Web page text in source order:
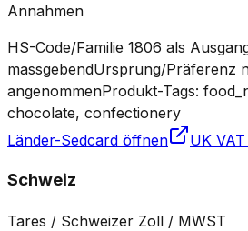
Annahmen
HS-Code/Familie 1806 als
massgebendUrsprung/Präferenz
angenommenProdukt-Tags:
chocolate, confectionery
Länder-Sedcard öffnen
UK
Schweiz
Tares / Schweizer Zoll / MWST